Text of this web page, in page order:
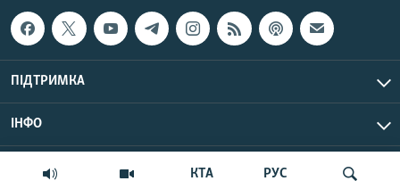
КТА РУС
ПІДТРИМКА
ІНФО
© Крим.Реалії, 2026 | Усі права застережено.